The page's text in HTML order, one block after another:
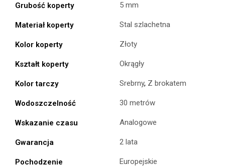
Grubość koperty 5 mm
Materiał koperty Stal szlachetna
Kolor koperty Złoty
Kształt koperty Okrągły
Kolor tarczy Srebrny, Z brokatem
Wodoszczelność 30 metrów
Wskazanie czasu Analogowe
Gwarancja 2 lata
Pochodzenie Europejskie